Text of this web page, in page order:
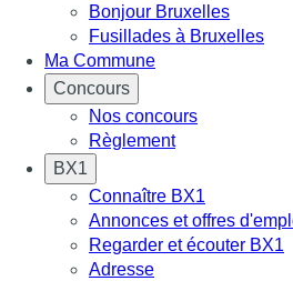
Bonjour Bruxelles
Fusillades à Bruxelles
Ma Commune
Concours
Nos concours
Règlement
BX1
Connaître BX1
Annonces et offres
Regarder et écouter BX1
Adresse